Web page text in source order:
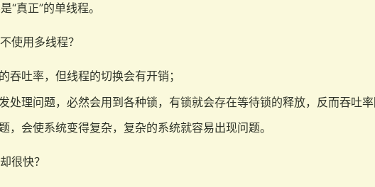
“真正”的单线程。
使用多线程？
吞吐率，但线程的切换会有开销；
处理问题，必然会用到各种锁，有锁就会存在等待锁的释放，反而吞吐率
，会使系统变得复杂，复杂的系统就容易出现问题。
很快？